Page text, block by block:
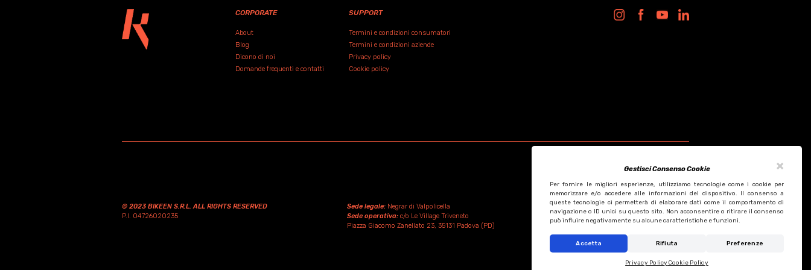
×
Gestisci Consenso Cookie
Per fornire le migliori esperienze, utilizziamo tecnologie come i cookie per
memorizzare e/o accedere alle informazioni del dispositivo. Il consenso a
queste tecnologie ci permetterà di elaborare dati come il comportamento di
navigazione o ID unici su questo sito. Non acconsentire o ritirare il consenso
può influire negativamente su alcune caratteristiche e funzioni.
Accetta Rifiuta Preferenze
Privacy PolicyCookie Policy
CORPORATE
About
Blog
Dicono di noi
Domande frequenti e contatti
SUPPORT
Termini e condizioni consumatori
Termini e condizioni aziende
Privacy policy
Cookie policy
© 2023 BIKEEN S.R.L. ALL RIGHTS RESERVED
P.I. 04726020235
Sede legale:Negrar di Valpolicella
Sede operativa:c/o Le Village Triveneto
Piazza Giacomo Zanellato 23, 35131 Padova (PD)
Design by KF ADV
Development by Italix.net